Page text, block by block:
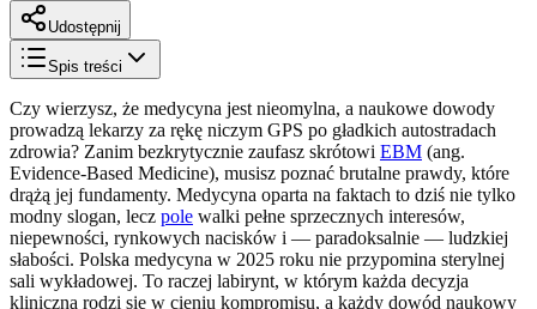
Udostępnij
Spis treści
Czy wierzysz, że medycyna jest nieomylna, a naukowe dowody
prowadzą lekarzy za rękę niczym GPS po gładkich autostradach
zdrowia? Zanim bezkrytycznie zaufasz skrótowi EBM (ang.
Evidence-Based Medicine), musisz poznać brutalne prawdy, które
drążą jej fundamenty. Medycyna oparta na faktach to dziś nie tylko
modny slogan, lecz pole walki pełne sprzecznych interesów,
niepewności, rynkowych nacisków i — paradoksalnie — ludzkiej
słabości. Polska medycyna w 2025 roku nie przypomina sterylnej
sali wykładowej. To raczej labirynt, w którym każda decyzja
kliniczna rodzi się w cieniu kompromisu, a każdy dowód naukowy